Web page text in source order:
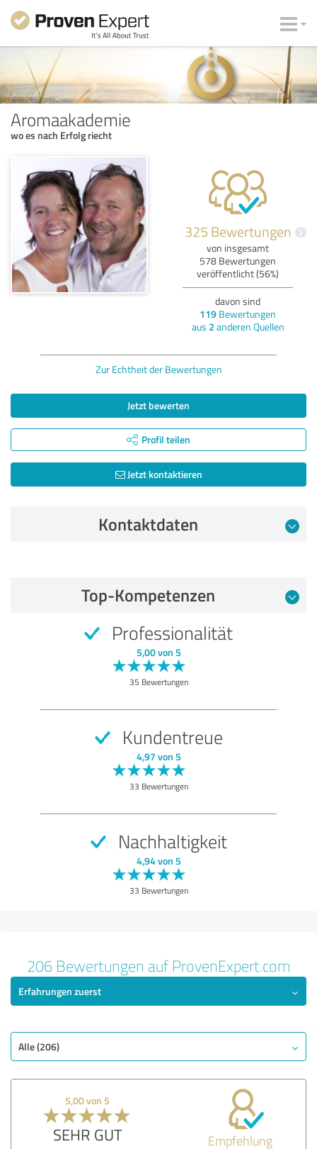
Aromaakademie
wo es nach Erfolg riecht
325 Bewertungen i
von insgesamt
578 Bewertungen
veröffentlicht (56%)
davon sind
119 Bewertungen
aus 2 anderen Quellen
Zur Echtheit der Bewertungen
Jetzt bewerten
Profil teilen
Jetzt kontaktieren
Kontaktdaten
Empfehlung
Top-Kompetenzen
Professionalität
5,00 von 5
35 Bewertungen
Kundentreue
4,97 von 5
33 Bewertungen
Nachhaltigkeit
4,94 von 5
33 Bewertungen
206 Bewertungen auf ProvenExpert.com
Erfahrungen zuerst
Alle (206)
5,00 von 5
SEHR GUT Empfehlung